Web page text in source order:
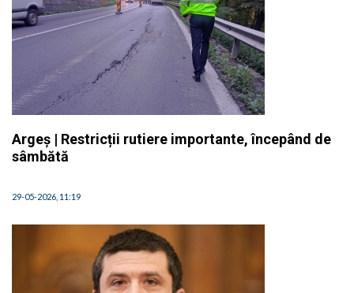
Argeș | Restricții rutiere importante, începând de
sâmbătă
29-05-2026, 11:19